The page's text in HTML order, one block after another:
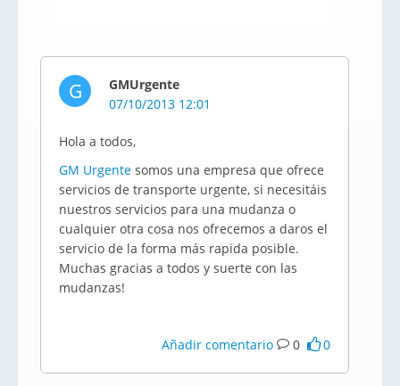
G
GMUrgente
07/10/2013 12:01
Hola a todos,
GM Urgente somos una empresa que ofrece
servicios de transporte urgente, si necesitáis
nuestros servicios para una mudanza o
cualquier otra cosa nos ofrecemos a daros el
servicio de la forma más rapida posible.
Muchas gracias a todos y suerte con las
mudanzas!
Añadir comentario 0 0